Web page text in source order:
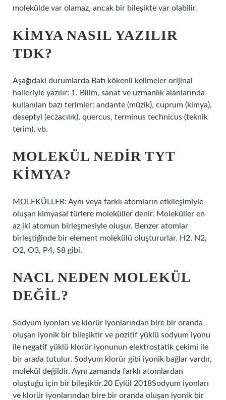
molekülde var olamaz, ancak bir bileşikte var olabilir.
KIMYA NASIL YAZILIR
TDK?
Aşağıdaki durumlarda Batı kökenli kelimeler orijinal
halleriyle yazılır: 1. Bilim, sanat ve uzmanlık alanlarında
kullanılan bazı terimler: andante (müzik), cuprum (kimya),
deseptyl (eczacılık), quercus, terminus technicus (teknik
terim), vb.
MOLEKÜL NEDIR TYT
KIMYA?
MOLEKÜLLER: Aynı veya farklı atomların etkileşimiyle
oluşan kimyasal türlere moleküller denir. Moleküller en
az iki atomun birleşmesiyle oluşur. Benzer atomlar
birleştiğinde bir element molekülü oluştururlar. H2, N2,
O2, O3, P4, S8 gibi.
NACL NEDEN MOLEKÜL
DEĞIL?
Sodyum iyonları ve klorür iyonlarından bire bir oranda
oluşan iyonik bir bileşiktir ve pozitif yüklü sodyum iyonu
ile negatif yüklü klorür iyonunun elektrostatik çekimi ile
bir arada tutulur. Sodyum klorür gibi iyonik bağlar vardır,
molekül değildir. Aynı zamanda farklı atomlardan
oluştuğu için bir bileşiktir.20 Eylül 2018Sodyum iyonları
ve klorür iyonlarından bire bir oranda oluşan iyonik bir